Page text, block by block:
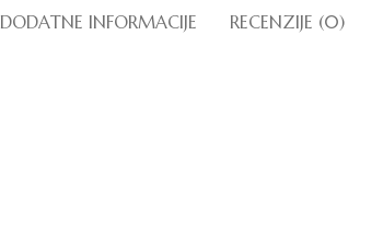
DODATNE INFORMACIJE RECENZIJE (0)